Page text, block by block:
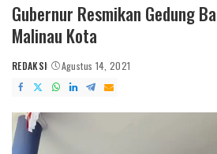
Gubernur Resmikan Gedung
Malinau Kota
POSTED
BY
REDAKSI Agustus 14, 2021